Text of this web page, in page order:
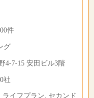
件
グ
4-7-15 安田ビル3階
社
イフプラン, セカンド